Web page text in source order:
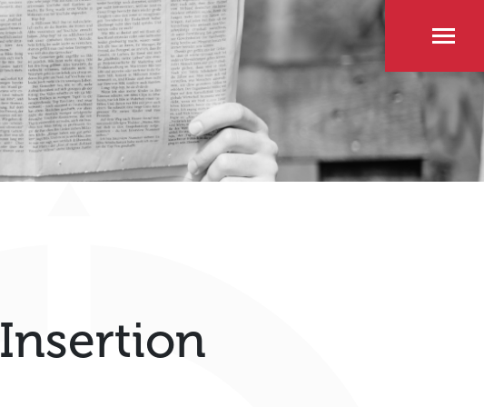
Insertion